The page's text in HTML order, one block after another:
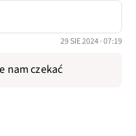
29 SIE 2024 · 07:19
nam czekać